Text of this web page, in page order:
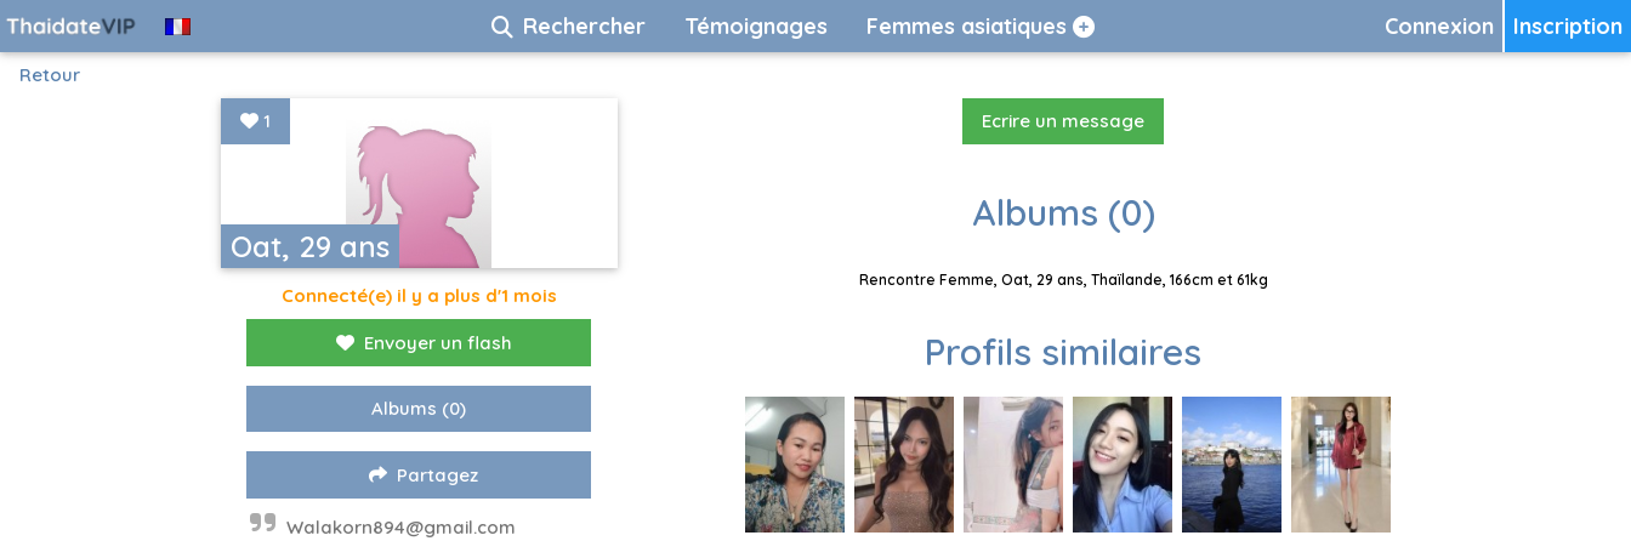
Inscription
Connexion
Rechercher Témoignages Femmes asiatiques
Retour
Oat, 29 ans
1
Connecté(e) il y a plus d'1 mois
Envoyer un flash
Albums (0)
Partagez
Walakorn894@gmail.com
Ecrire un message
Albums (0)
Rencontre Femme, Oat, 29 ans, Thaïlande, 166cm et 61kg
Profils similaires